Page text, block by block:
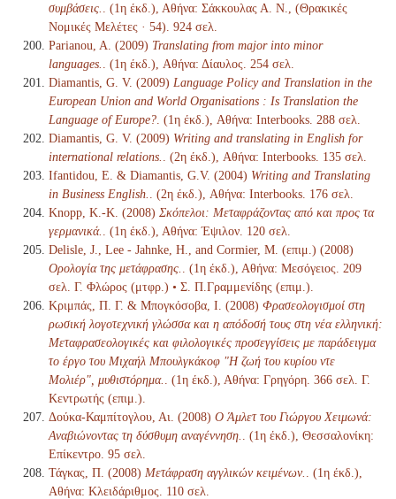
συμβάσεις.
. (1η έκδ.), Αθήνα: Σάκκουλας Α. Ν., (Θρακικές
Νομικές Μελέτες · 54). 924 σελ.
Parianou, A. (2009) Translating from major into minor
languages.
. (1η έκδ.), Αθήνα: Δίαυλος. 254 σελ.
Diamantis, G. V. (2009) Language Policy and Translation in the
European Union and World Organisations : Is Translation the
Language of Europe? . (1η έκδ.), Αθήνα: Interbooks. 288 σελ.
Diamantis, G. V. (2009) Writing and translating in English for
international relations.
. (2η έκδ.), Αθήνα: Interbooks. 135 σελ.
Ifantidou, Ε. & Diamantis, G.V. (2004) Writing and Translating
in Business English.
. (2η έκδ.), Αθήνα: Interbooks. 176 σελ.
Knopp, K.-K. (2008) Σκόπελοι: Μεταφράζοντας από και προς τα
γερμανικά.
. (1η έκδ.), Αθήνα: Έψιλον. 120 σελ.
Delisle, J., Lee - Jahnke, H., and Cormier, M. (επιμ.) (2008)
Ορολογία της μετάφρασης.
. (1η έκδ.), Αθήνα: Μεσόγειος. 209
σελ. Γ. Φλώρος (μτφρ.) • Σ. Π.Γραμμενίδης (επιμ.).
Κριμπάς, Π. Γ. & Μπογκόσοβα, Ι. (2008) Φρασεολογισμοί στη
ρωσική λογοτεχνική γλώσσα και η απόδοσή τους στη νέα ελληνική:
Μεταφρασεολογικές και φιλολογικές προσεγγίσεις με παράδειγμα
το έργο του Μιχαήλ Μπουλγκάκοφ "Η ζωή του κυρίου ντε
Μολιέρ", μυθιστόρημα.
. (1η έκδ.), Αθήνα: Γρηγόρη. 366 σελ. Γ.
Κεντρωτής (επιμ.).
Δούκα-Καμπίτογλου, Αι. (2008) Ο Άμλετ του Γιώργου Χειμωνά:
Αναβιώνοντας τη δύσθυμη αναγέννηση.
. (1η έκδ.), Θεσσαλονίκη:
Επίκεντρο. 95 σελ.
Τάγκας, Π. (2008) Μετάφραση αγγλικών κειμένων.
. (1η έκδ.),
Αθήνα: Κλειδάριθμος. 110 σελ.